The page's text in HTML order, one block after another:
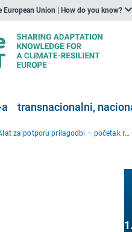
Union | How do you know?
transnacionalni,
Alat za potporu prilagodbi – početak rada